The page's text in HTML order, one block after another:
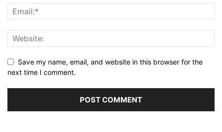
Save my name, email, and website in this browser for the
next time I comment.